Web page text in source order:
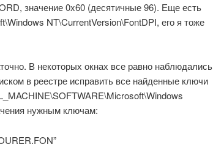
значение 0x60 (десятичные 96). Еще есть
NT\CurrentVersion\FontDPI, его я тоже
В некоторых окнах все равно наблюдались
в реестре исправить все найденные ключи
нужным ключам: